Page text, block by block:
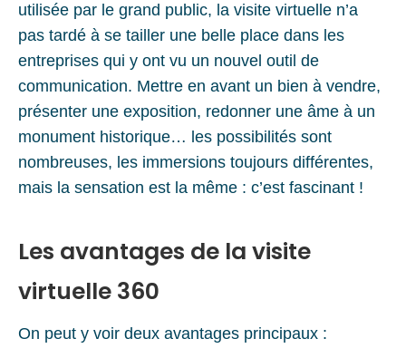
utilisée par le grand public, la visite virtuelle n’a
pas tardé à se tailler une belle place dans les
entreprises qui y ont vu un nouvel outil de
communication. Mettre en avant un bien à vendre,
présenter une exposition, redonner une âme à un
monument historique… les possibilités sont
nombreuses, les immersions toujours différentes,
mais la sensation est la même : c’est fascinant !
Les avantages de la visite
virtuelle 360
On peut y voir deux avantages principaux :